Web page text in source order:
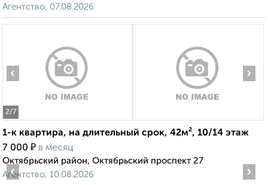
Агентство, 07.08.2026
2/7
‹ ›
1-к квартира, на длительный срок, 42м², 10/14 этаж
7 000 ₽ в месяц
Октябрьский район, Октябрьский проспект 27
Агентство, 10.08.2026
‹ ›